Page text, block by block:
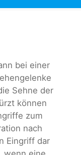
bei einer
Sehne der
können
zum
nach
Eingriff dar